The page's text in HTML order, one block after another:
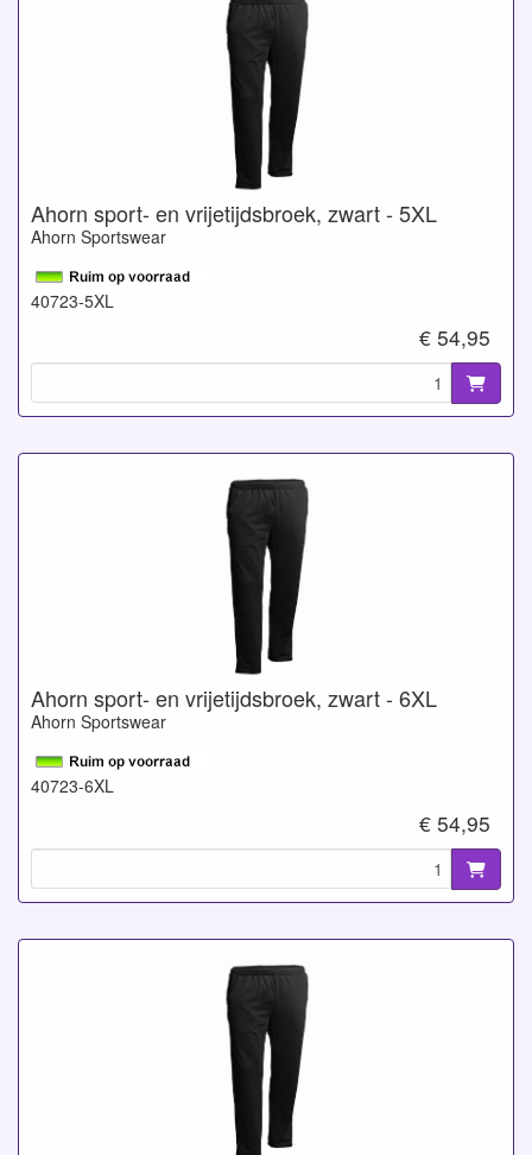
Ahorn sport- en vrijetijdsbroek, zwart - 5XL
Ahorn Sportswear
40723-5XL
€ 54,95
Ahorn sport- en vrijetijdsbroek, zwart - 6XL
Ahorn Sportswear
40723-6XL
€ 54,95